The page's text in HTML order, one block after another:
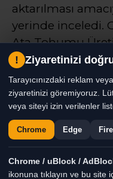
aktarılması
yerinde inceledi.
Ata Tohumu
hazırlıkları
Anaç Bahçesi’ni
Denizli,
üretici desteğinin
Haber
Giriş: 07-08-2026 16:27
! Ziyaretinizi
Tarayıcınızdaki reklam
ziyaretinizi göremiyoruz.
veya siteyi izin verilenler
Chrome Edge
Chrome / uBlock /
ikonuna tıklayın ve bu site